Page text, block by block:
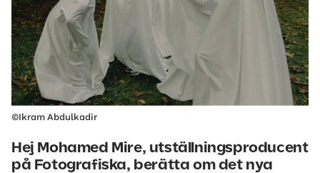
©Ikram Abdulkadir
Hej Mohamed Mire, utställningsproducent
på Fotografiska, berätta om det nya